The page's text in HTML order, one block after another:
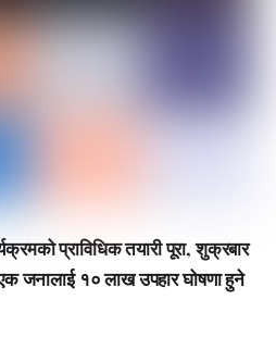
प्राविधिक तयारी पूरा, शुक्रबार
जनालाई १० लाख उपहार घोषणा हुने